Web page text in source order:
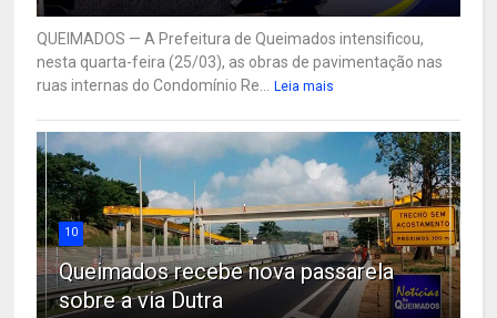
QUEIMADOS — A Prefeitura de Queimados intensificou,
nesta quarta-feira (25/03), as obras de pavimentação nas
ruas internas do Condomínio Re...
Leia mais
10
Queimados recebe nova passarela
sobre a via Dutra